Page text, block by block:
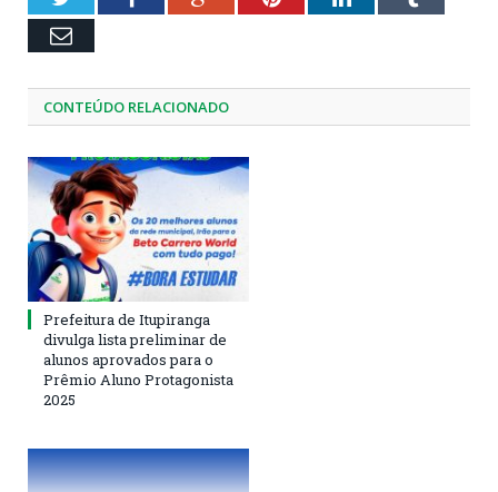
Email
CONTEÚDO RELACIONADO
Prefeitura de Itupiranga
divulga lista preliminar de
alunos aprovados para o
Prêmio Aluno Protagonista
2025